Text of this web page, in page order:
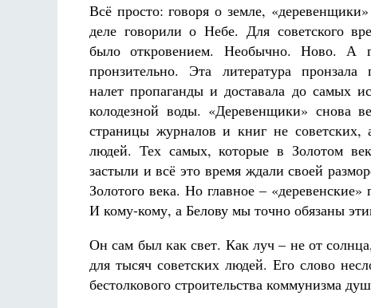
Всё просто: говоря о земле,
деле говорили о Небе. Для советского
было откровением. Необычно. Ново. А
пронзительно. Эта литература пронзала
налет пропаганды и доставала до самых
колодезной воды. «Деревенщики» снова
страницы журналов и книг не советских,
людей. Тех самых, которые в Золотом
застыли и всё это время ждали своей
Золотого века. Но главное –
И кому-кому, а Белову мы точно обязаны
Он сам был как свет. Как луч – не от
для тысяч советских людей. Его слово
бестолкового строительства коммунизма